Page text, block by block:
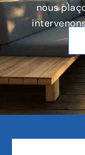
nous